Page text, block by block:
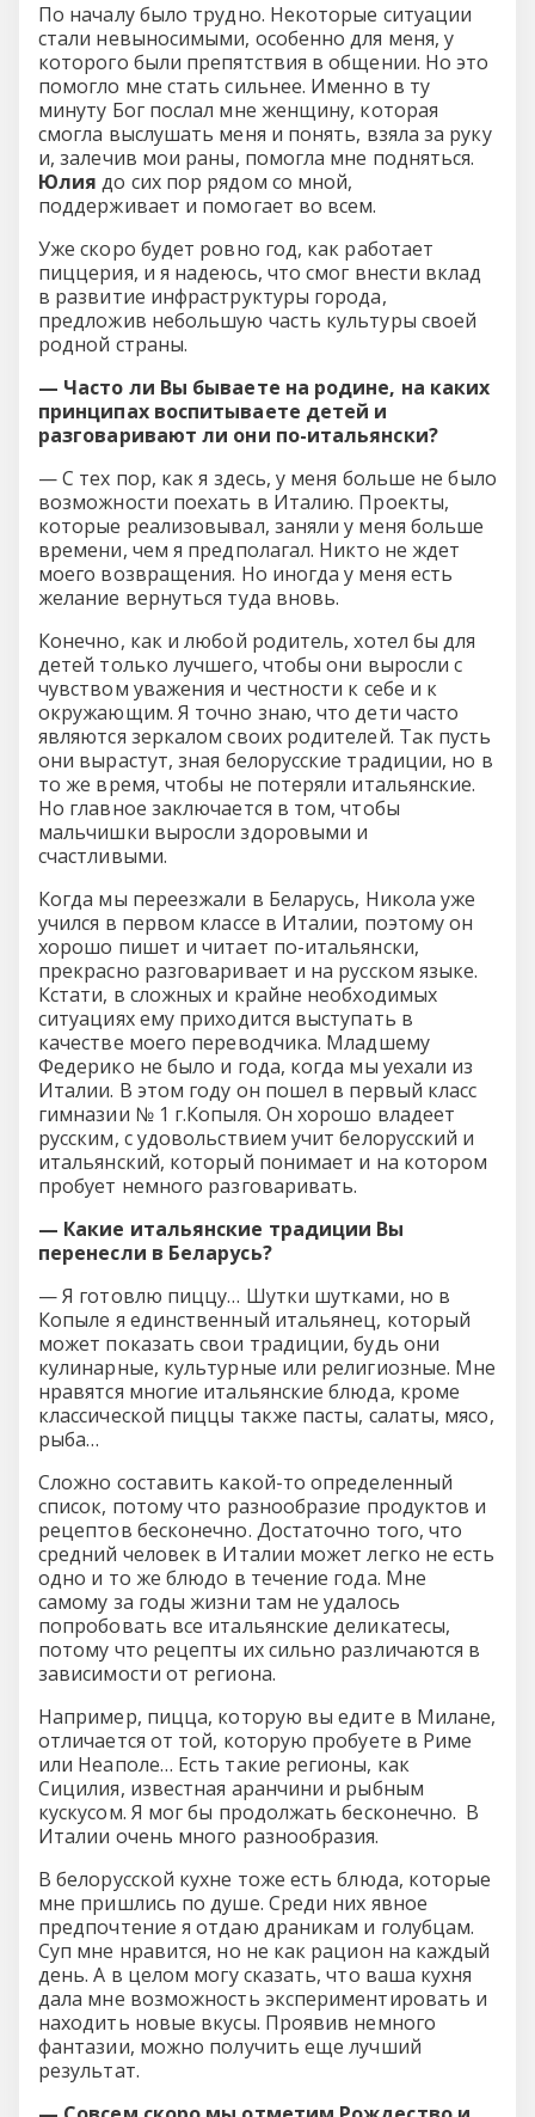
По началу было трудно. Некоторые ситуации
стали невыносимыми, особенно для меня, у
которого были препятствия в общении. Но это
помогло мне стать сильнее. Именно в ту
минуту Бог послал мне женщину, которая
смогла выслушать меня и понять, взяла за руку
и, залечив мои раны, помогла мне подняться.
Юлия до сих пор рядом со мной,
поддерживает и помогает во всем.
Уже скоро будет ровно год, как работает
пиццерия, и я надеюсь, что смог внести вклад
в развитие инфраструктуры города,
предложив небольшую часть культуры своей
родной страны.
— Часто ли Вы бываете на родине, на каких
принципах воспитываете детей и
разговаривают ли они по-итальянски?
— С тех пор, как я здесь, у меня больше не было
возможности поехать в Италию. Проекты,
которые реализовывал, заняли у меня больше
времени, чем я предполагал. Никто не ждет
моего возвращения. Но иногда у меня есть
желание вернуться туда вновь.
Конечно, как и любой родитель, хотел бы для
детей только лучшего, чтобы они выросли с
чувством уважения и честности к себе и к
окружающим. Я точно знаю, что дети часто
являются зеркалом своих родителей. Так пусть
они вырастут, зная белорусские традиции, но в
то же время, чтобы не потеряли итальянские.
Но главное заключается в том, чтобы
мальчишки выросли здоровыми и
счастливыми.
Когда мы переезжали в Беларусь, Никола уже
учился в первом классе в Италии, поэтому он
хорошо пишет и читает по-итальянски,
прекрасно разговаривает и на русском языке.
Кстати, в сложных и крайне необходимых
ситуациях ему приходится выступать в
качестве моего переводчика. Младшему
Федерико не было и года, когда мы уехали из
Италии. В этом году он пошел в первый класс
гимназии № 1 г.Копыля. Он хорошо владеет
русским, с удовольствием учит белорусский и
итальянский, который понимает и на котором
пробует немного разговаривать.
— Какие итальянские традиции Вы
перенесли в Беларусь?
— Я готовлю пиццу… Шутки шутками, но в
Копыле я единственный итальянец, который
может показать свои традиции, будь они
кулинарные, культурные или религиозные. Мне
нравятся многие итальянские блюда, кроме
классической пиццы также пасты, салаты, мясо,
рыба…
Сложно составить какой-то определенный
список, потому что разнообразие продуктов и
рецептов бесконечно. Достаточно того, что
средний человек в Италии может легко не есть
одно и то же блюдо в течение года. Мне
самому за годы жизни там не удалось
попробовать все итальянские деликатесы,
потому что рецепты их сильно различаются в
зависимости от региона.
Например, пицца, которую вы едите в Милане,
отличается от той, которую пробуете в Риме
или Неаполе… Есть такие регионы, как
Сицилия, известная аранчини и рыбным
кускусом. Я мог бы продолжать бесконечно. В
Италии очень много разнообразия.
В белорусской кухне тоже есть блюда, которые
мне пришлись по душе. Среди них явное
предпочтение я отдаю драникам и голубцам.
Суп мне нравится, но не как рацион на каждый
день. А в целом могу сказать, что ваша кухня
дала мне возможность экспериментировать и
находить новые вкусы. Проявив немного
фантазии, можно получить еще лучший
результат.